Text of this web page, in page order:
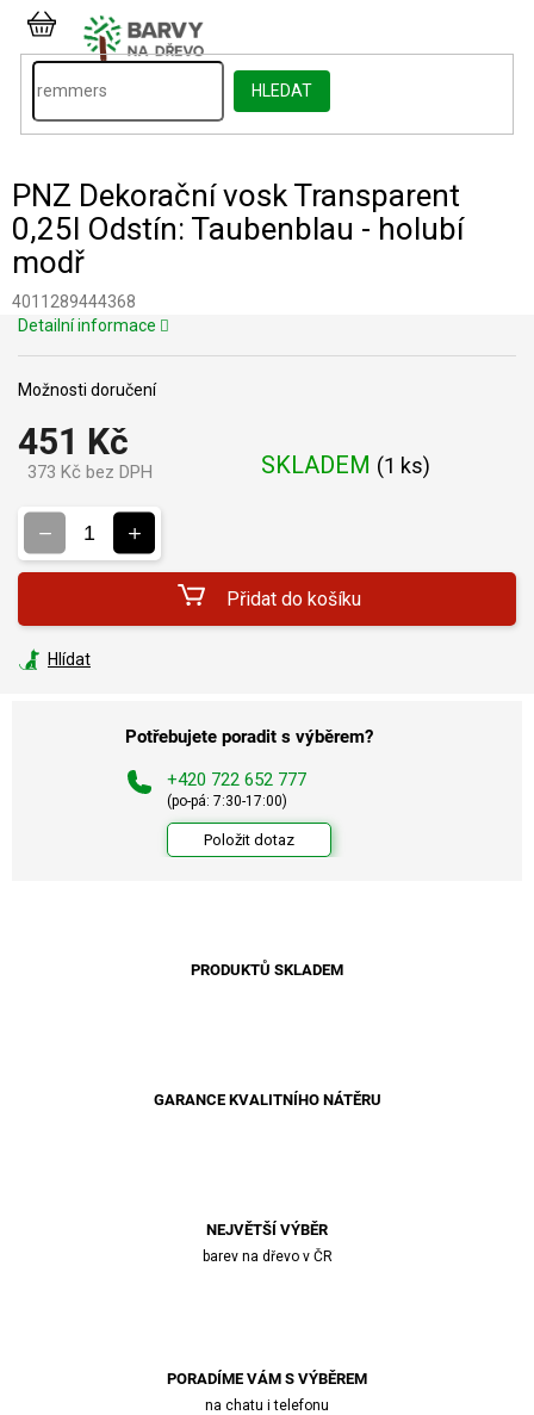
Přejít
obsah
HLEDAT
NÁKUPNÍ
KOŠÍK
PNZ Dekorační vosk Transparent
0,25l Odstín: Taubenblau - holubí
modř
4011289444368
451 Kč
373 Kč bez DPH SKLADEM (1 ks)
Možnosti doručení
Přidat do košíku
Detailní informace
Hlídat
Potřebujete poradit s výběrem?
+420 722 652 777
(po-pá: 7:30-17:00)
Položit dotaz
PRODUKTŮ SKLADEM
GARANCE KVALITNÍHO NÁTĚRU
NEJVĚTŠÍ VÝBĚR
barev na dřevo v ČR
PORADÍME VÁM S VÝBĚREM
na chatu i telefonu